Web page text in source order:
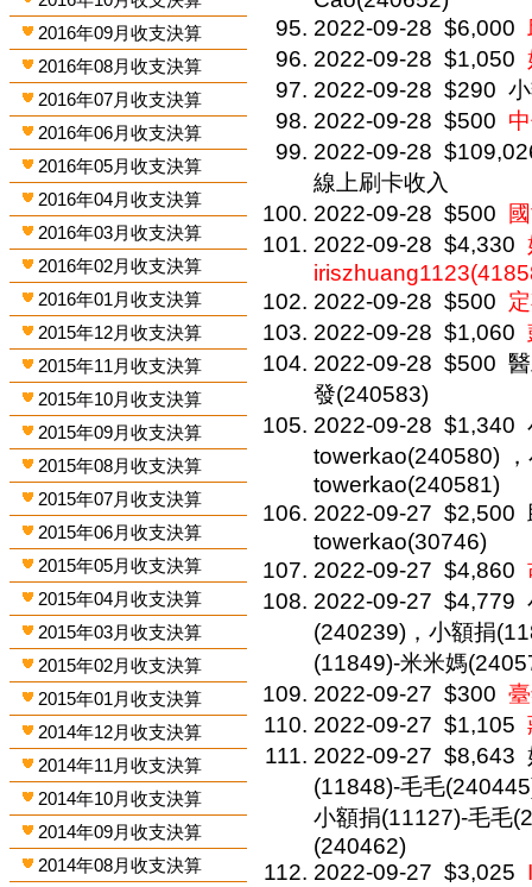
2016年09月收支決算
2016年08月收支決算
2016年07月收支決算
2016年06月收支決算
2016年05月收支決算
2016年04月收支決算
2016年03月收支決算
2016年02月收支決算
2016年01月收支決算
2015年12月收支決算
2015年11月收支決算
2015年10月收支決算
2015年09月收支決算
2015年08月收支決算
2015年07月收支決算
2015年06月收支決算
2015年05月收支決算
2015年04月收支決算
2015年03月收支決算
2015年02月收支決算
2015年01月收支決算
2014年12月收支決算
2014年11月收支決算
2014年10月收支決算
2014年09月收支決算
2014年08月收支決算
2022-09-28 $6,000
2022-09-28 $1,050
2022-09-28 $290
2022-09-28 $500
2022-09-28
線上刷卡收入
2022-09-28 $500
2022-09-28 $4,330
2022-09-28 $500
2022-09-28 $1,060
2022-09-28 $500
發(240583)
2022-09-28 $1,340
towerkao(240580)
towerkao(240581)
2022-09-27 $2,500
towerkao(30746)
2022-09-27 $4,860
2022-09-27 $4,779
(240239)，小額捐
(11849)-米米媽
2022-09-27 $300
2022-09-27 $1,105
2022-09-27 $8,643
(11848)-毛毛
小額捐(11127)-毛毛
(240462)
2022-09-27 $3,025